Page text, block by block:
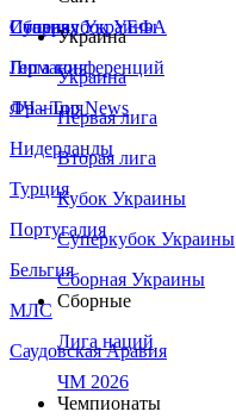
Сборная Украины
Италия
Германия
Франция
Нидерланды
Турция
Португалия
Бельгия
МЛС
Саудовская Аравия
Суперкубок УЕФА
Лига конференций
ЛЧ - Top News
Украина
Украина
Первая лига
Вторая лига
Кубок Украины
Суперкубок Украины
Сборная Украины
Сборные
Лига наций
ЧМ 2026
Чемпионаты